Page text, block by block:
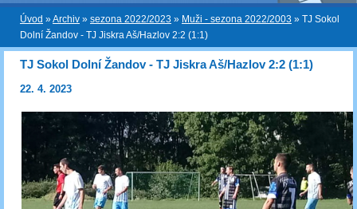
Úvod »Archiv » sezona 2022/2023 » Muži - sezona 2022/2003 » TJ Sokol
Dolní Žandov - TJ Jiskra Aš/Hazlov 2:2 (1:1)
TJ Sokol Dolní Žandov - TJ Jiskra Aš/Hazlov 2:2 (1:1)
22. 4. 2023